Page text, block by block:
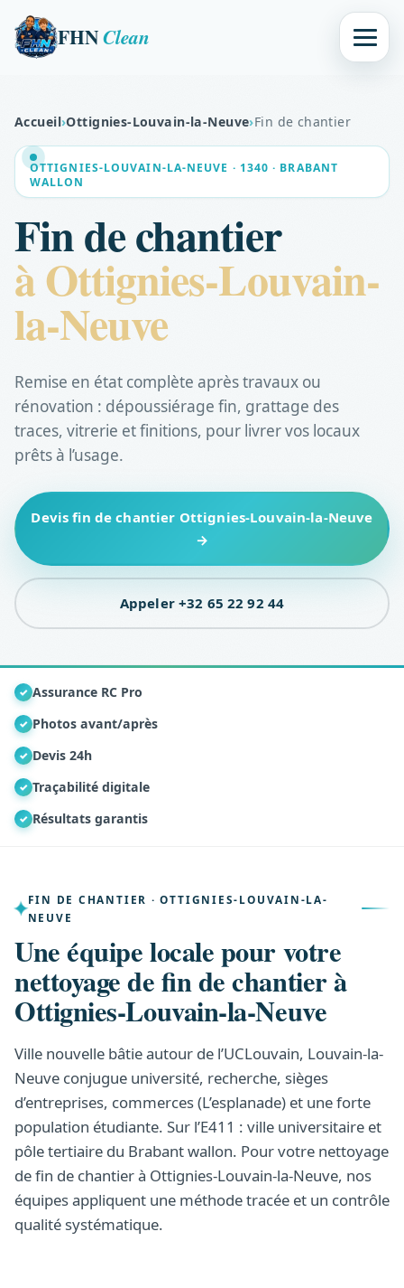
FHNClean
Accueil›Ottignies-Louvain-la-Neuve›Fin de chantier
OTTIGNIES-LOUVAIN-LA-NEUVE · 1340 · BRABANT
WALLON
Fin de chantier
à Ottignies-Louvain-
la-Neuve
Remise en état complète après travaux ou
rénovation : dépoussiérage fin, grattage des
traces, vitrerie et finitions, pour livrer vos locaux
prêts à l’usage.
Devis fin de chantier Ottignies-Louvain-la-Neuve
→
Appeler +32 65 22 92 44
✓ Assurance RC Pro
✓ Photos avant/après
✓ Devis 24h
✓ Traçabilité digitale
✓ Résultats garantis
FIN DE CHANTIER · OTTIGNIES-LOUVAIN-LA-
NEUVE
Une équipe locale pour votre
nettoyage de fin de chantier à
Ottignies-Louvain-la-Neuve
Ville nouvelle bâtie autour de l’UCLouvain, Louvain-la-
Neuve conjugue université, recherche, sièges
d’entreprises, commerces (L’esplanade) et une forte
population étudiante. Sur l’E411 : ville universitaire et
pôle tertiaire du Brabant wallon. Pour votre nettoyage
de fin de chantier à Ottignies-Louvain-la-Neuve, nos
équipes appliquent une méthode tracée et un contrôle
qualité systématique.